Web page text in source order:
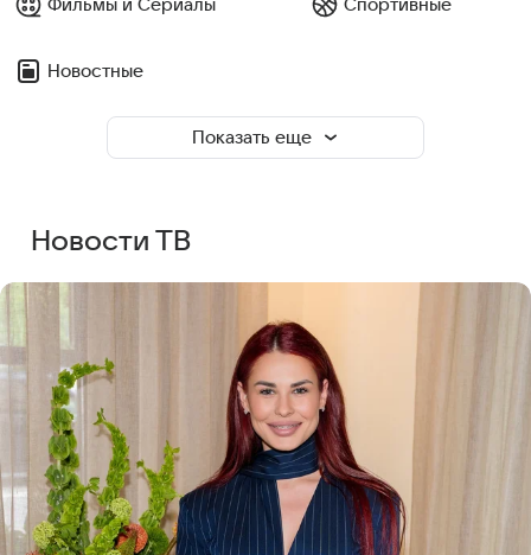
Фильмы и Сериалы Спортивные
Новостные
Показать еще
Новости ТВ